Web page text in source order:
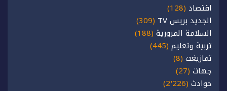
اقتصاد (128)
الجديد بريس TV
(309)
السلامة المرورية (188)
تربية وتعليم (445)
تمازيغت (8)
جهات (27)
حوادث (2٬226)